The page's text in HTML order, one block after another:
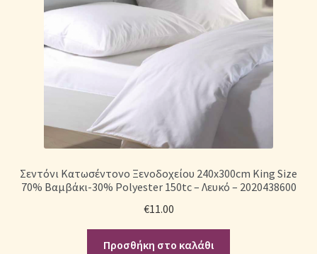
Σεντόνι Κατωσέντονο Ξενοδοχείου 240x300cm King Size
70% Βαμβάκι-30% Polyester 150tc – Λευκό – 2020438600
€11.00
Προσθήκη στο καλάθι